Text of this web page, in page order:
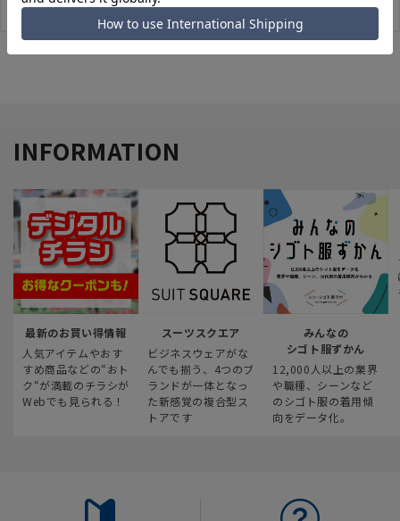
INFORMATION
最新のお買い得情報
人気アイテムやおす
すめ商品などの“おト
ク“が満載のチラシが
Webでも見られる！
スーツスクエア
ビジネスウェアがな
んでも揃う、4つのブ
ランドが一体となっ
た新感覚の複合型ス
トアです
みんなの
シゴト服ずかん
12,000人以上の業界
や職種、シーンなど
のシゴト服の着用傾
向をデータ化。